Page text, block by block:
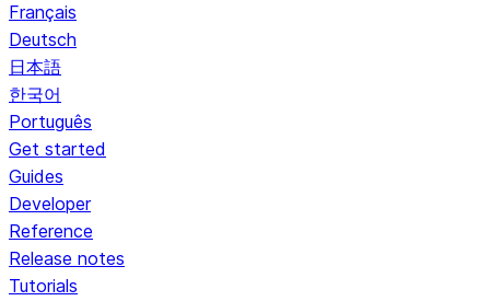
Français
Deutsch
日本語
한국어
Português
Get started
Guides
Developer
Reference
Release notes
Tutorials